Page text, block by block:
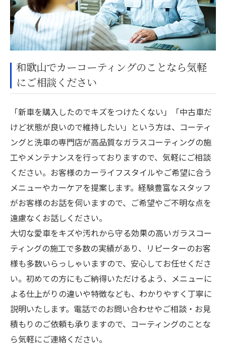
和歌山でカーコーティングのことなら気軽
にご相談ください
「新車を購入したのでキズをつけたくない」「中古車だ
けど状態が良いので維持したい」という方は、コーティ
ングと洗車の専門店が高品質なガラスコーティングの施
工やメンテナンスを行っておりますので、気軽にご相談
ください。お客様のカーライフスタイルやご希望に合う
メニューやカーケアを提案します。経験豊富なスタッフ
がお客様のお話を伺いますので、ご希望やご不明な点を
遠慮なくお話しください。
大切な愛車をキズや汚れから守る効果の高いガラスコー
ティングの施工で多数の実績があり、リピーターのお客
様も多数いらっしゃいますので、安心してお任せくださ
い。初めての方にもご納得いただけるよう、メニューに
よる仕上がりの違いや特徴なども、わかりやすく丁寧に
説明いたします。電話でのお問い合わせやご相談・お見
積もりのご依頼も承りますので、コーティングのことな
ら気軽にご連絡ください。